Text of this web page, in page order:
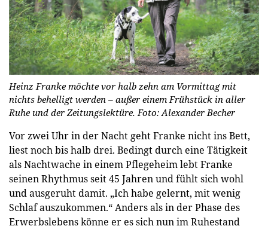
Heinz Franke möchte vor halb zehn am Vormittag mit
nichts behelligt werden – außer einem Frühstück in aller
Ruhe und der Zeitungslektüre. Foto: Alexander Becher
Vor zwei Uhr in der Nacht geht Franke nicht ins Bett,
liest noch bis halb drei. Bedingt durch eine Tätigkeit
als Nachtwache in einem Pflegeheim lebt Franke
seinen Rhythmus seit 45 Jahren und fühlt sich wohl
und ausgeruht damit. „Ich habe gelernt, mit wenig
Schlaf auszukommen.“ Anders als in der Phase des
Erwerbslebens könne er es sich nun im Ruhestand